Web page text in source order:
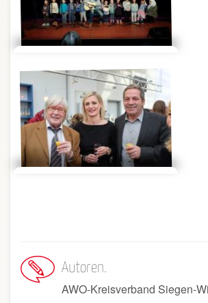
Autoren
AWO-Kreisverband Siegen-